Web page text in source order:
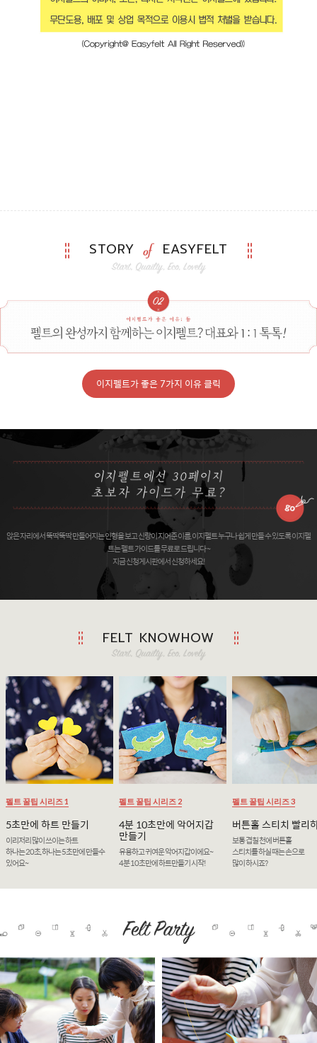
STORY EASYFELT
이지펠트가 좋은 7가지 이유 클릭
앉은 자리에서 뚝딱뚝딱 만들어지는 인형을 보고 신랑이 지어준 이름, 이지펠트 누구나 쉽게 만들 수 있도록 이지펠
트는 펠트 가이드를 무료로 드립니다 ~
지금 신청게시판에서 신청하세요!
FELT KNOWHOW
펠트 꿀팁 시리즈 1
5초만에 하트 만들기
이리저리 많이 쓰이는 하트
하나는 20초, 하나는 5초만에 만들수
있어요~
펠트 꿀팁 시리즈 2
4분 10초만에 악어지갑
만들기
유용하고 귀여운 악어지갑이에요~
4분 10초만에 하트만들기 시작!
펠트 꿀팁 시리즈 3
버튼홀 스티치 빨리
보통 겹칠 천에 버튼홀
스티치를 하실 때는 손으로
많이 하시죠?